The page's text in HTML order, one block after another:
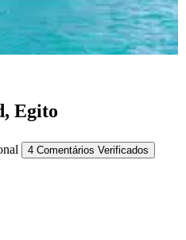
Egito
4 Comentários Verificados